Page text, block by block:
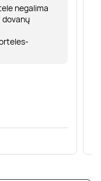
negalima
dovanų